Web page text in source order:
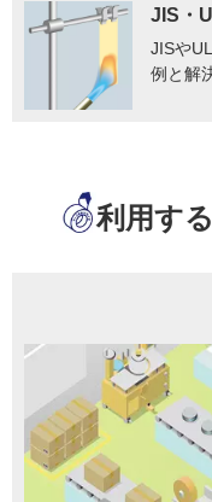
JIS・
JISや
例と解
利用する